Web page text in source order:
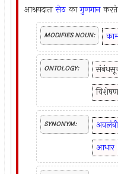
आश्रयदातासेठ कागुणगान
MODIFIES NOUN:
ONTOLOGY:
SYNONYM: अवलंबी
आधार